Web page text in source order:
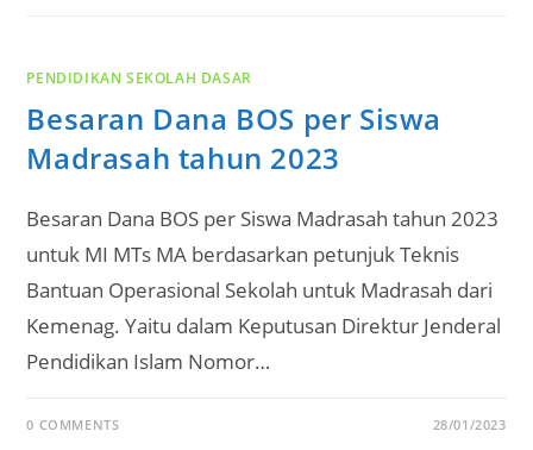
PENDIDIKAN SEKOLAH DASAR
Besaran Dana BOS per Siswa
Madrasah tahun 2023
Besaran Dana BOS per Siswa Madrasah tahun 2023
untuk MI MTs MA berdasarkan petunjuk Teknis
Bantuan Operasional Sekolah untuk Madrasah dari
Kemenag. Yaitu dalam Keputusan Direktur Jenderal
Pendidikan Islam Nomor…
0 COMMENTS 28/01/2023